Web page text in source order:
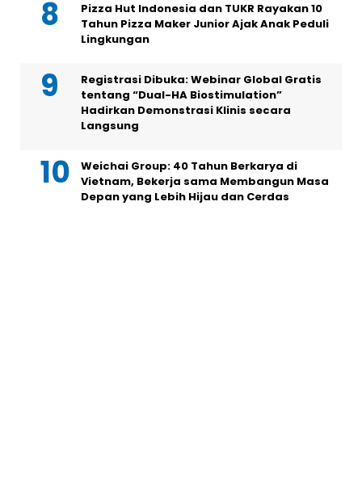
Pizza Hut Indonesia dan TUKR Rayakan 10
Tahun Pizza Maker Junior Ajak Anak Peduli
Lingkungan
Registrasi Dibuka: Webinar Global Gratis
tentang “Dual-HA Biostimulation”
Hadirkan Demonstrasi Klinis secara
Langsung
Weichai Group: 40 Tahun Berkarya di
Vietnam, Bekerja sama Membangun Masa
Depan yang Lebih Hijau dan Cerdas